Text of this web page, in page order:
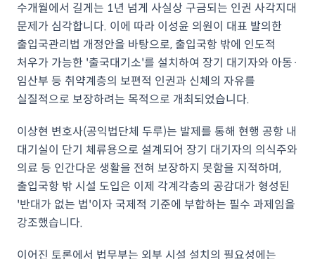
수개월에서 길게는 1년 넘게 사실상 구금되는 인권 사각지대
문제가 심각합니다. 이에 따라 이성윤 의원이 대표 발의한
출입국관리법 개정안을 바탕으로, 출입국항 밖에 인도적
처우가 가능한 '출국대기소'를 설치하여 장기 대기자와 아동·
임산부 등 취약계층의 보편적 인권과 신체의 자유를
실질적으로 보장하려는 목적으로 개최되었습니다.
이상현 변호사(공익법단체 두루)는 발제를 통해 현행 공항 내
대기실이 단기 체류용으로 설계되어 장기 대기자의 의식주와
의료 등 인간다운 생활을 전혀 보장하지 못함을 지적하며,
출입국항 밖 시설 도입은 이제 각계각층의 공감대가 형성된
'반대가 없는 법'이자 국제적 기준에 부합하는 필수 과제임을
강조했습니다.
이어진 토론에서 법무부는 외부 시설 설치의 필요성에는